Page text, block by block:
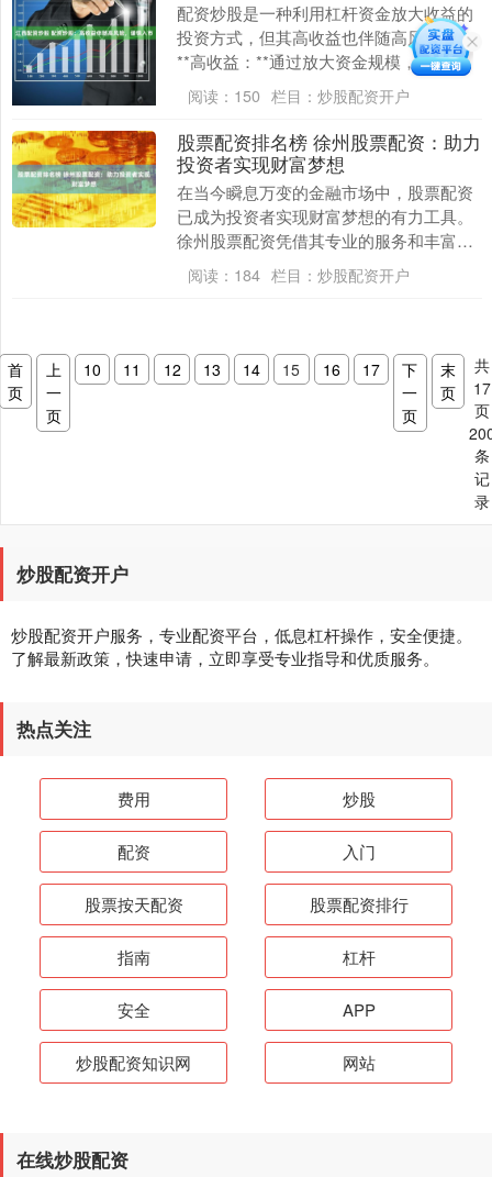
配资炒股是一种利用杠杆资金放大收益的
投资方式，但其高收益也伴随高风险。 *
**高收益：**通过放大资金规模，投资者
可以获得更高的收益。 配资炒股的优势在
于，投....
阅读： 150 栏目： 炒股配资开户
股票配资排名榜 徐州股票配资：助力
投资者实现财富梦想
在当今瞬息万变的金融市场中，股票配资
已成为投资者实现财富梦想的有力工具。
徐州股票配资凭借其专业的服务和丰富的
经验，为投资者提供了安全可靠的配资渠
道。 了解期货投....
阅读： 184 栏目： 炒股配资开户
首
页
上
一
页
10 11 12 13 14 15 16 17
下
一
页
末
页
共
17
页
条
记
录
炒股配资开户
炒股配资开户服务，专业配资平台，低息杠杆操作，安全便捷。
了解最新政策，快速申请，立即享受专业指导和优质服务。
热点关注
费用 炒股
配资 入门
股票按天配资 股票配资排行
指南 杠杆
安全 APP
炒股配资知识网 网站
在线炒股配资